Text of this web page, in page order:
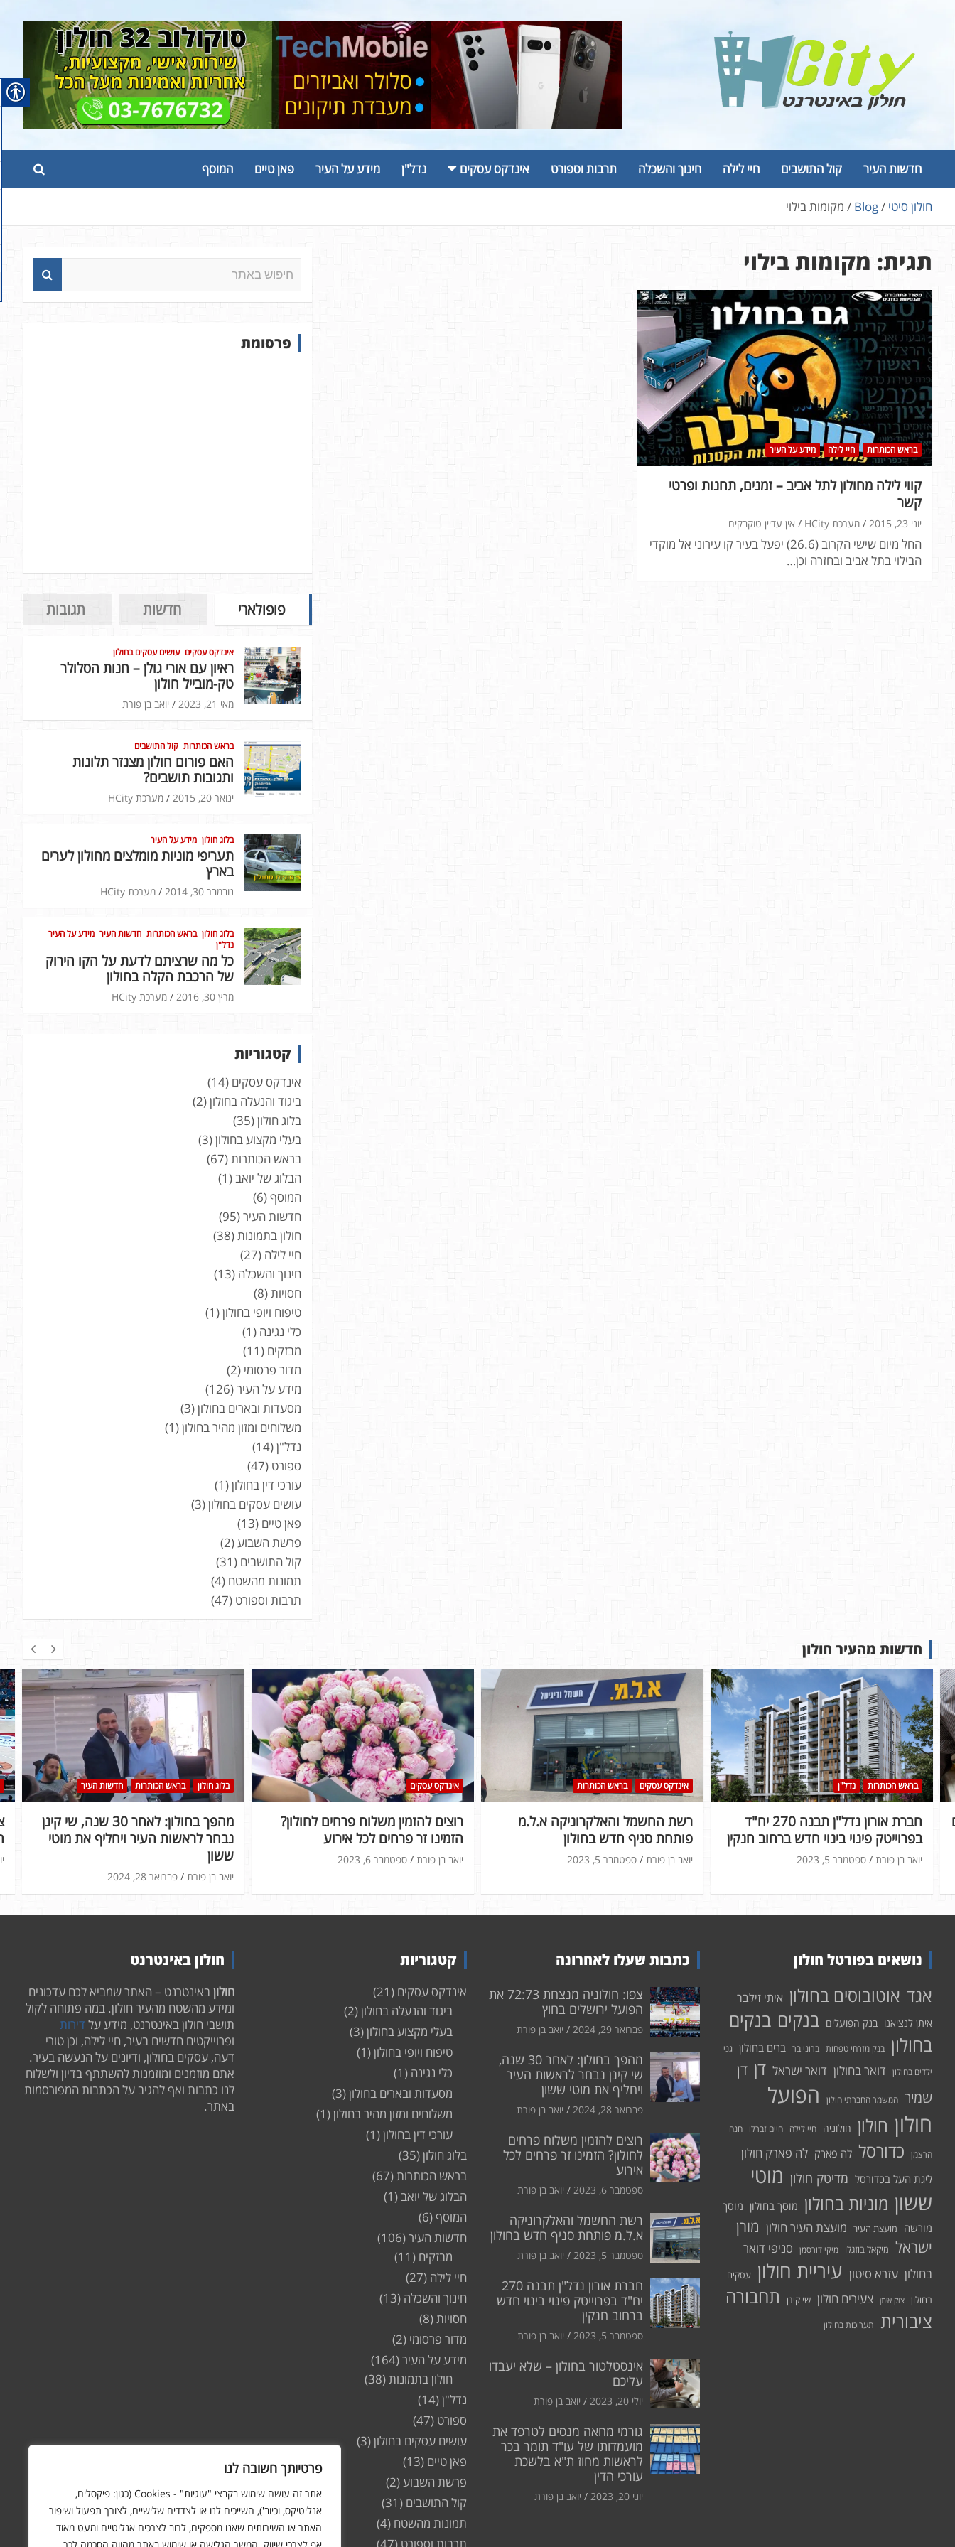
פרטיותך חשובה לנו
אתר זה עושה שימוש בקבצי "עוגיות" - Cookies (כגון: פיקסלים,
אנליטיקס, וכיוב'), השייכים לנו או לצדדים שלישיים, לצורך תפעול ושיפור
האתר או השירותים שאנו מספקים, לרוב לצרכים אנליטיים ומעט מאוד
חדשות העיר קול התושבים חיי לילה חינוך והשכלה תרבות וספורט אינדקס עסקים נדל"ן מידע על העיר פאן טיים המוסף
חולון סיטי Blog מקומות בילוי
תגית: מקומות בילוי
בראש הכותרות חיי לילה מידע על העיר
קווי לילה מחולון לתל אביב – זמנים, תחנות ופרטי
קשר
יוני 23, 2015 מערכת HCity אין עדיין טוקבקים
החל מיום שישי הקרוב (26.6) יפעל בעיר קו עירוני אל מוקדי
הבילוי בתל אביב ובחזרה וכן…
פ
ש
פרסומת
פופולארי חדשות תגובות
אינדקס עסקים עושים עסקים בחולון
ראיון עם אורי גולן – חנות הסלולר
טק-מובייל חולון
מאי 21, 2023 יואב בן פורת
בראש הכותרות קול התושבים
האם פורום חולון מצנזר תלונות
ותגובות תושבים?
ינואר 20, 2015 מערכת HCity
בלוג חולון מידע על העיר
תעריפי מוניות מומלצים מחולון לערים
בארץ
נובמבר 30, 2014 מערכת HCity
בלוג חולון בראש הכותרות חדשות העיר מידע על העיר
נדל"ן
כל מה שרציתם לדעת על הקו הירוק
של הרכבת הקלה בחולון
מרץ 30, 2016 מערכת HCity
קטגוריות
אינדקס עסקים (14)
ביגוד והנעלה בחולון(2)
בלוג חולון(35)
בעלי מקצוע בחולון(3)
בראש הכותרות (67)
הבלוג של יואב (1)
המוסף(6)
חדשות העיר(95)
חולון בתמונות (38)
חיי לילה (27)
חינוך והשכלה (13)
חסויות (8)
טיפוח ויופי בחולון(1)
כלי נגינה (1)
מבזקים (11)
מדור פרסומי (2)
מידע על העיר(126)
מסעדות ובארים בחולון(3)
משלוחים ומזון מהיר בחולון(1)
נדל"ן(14)
ספורט (47)
עורכי דין בחולון(1)
עושים עסקים בחולון(3)
פאן טיים (13)
פרשת השבוע (2)
קול התושבים (31)
תמונות מהשטח (4)
תרבות וספורט (47)
חדשות מהעיר חולון
בלוג חולון בראש הכותרות חדשות העיר
מהפך בחולון: לאחר 30 שנה, שי קינן
נבחר לראשות העיר ויחליף את מוטי
ששון
פברואר 28, 2024 יואב בן פורת
אינדקס עסקים
רוצים להזמין משלוח פרחים לחולון?
הזמינו זר פרחים לכל אירוע
ספטמבר 6, 2023 יואב בן פורת
אינדקס עסקים בראש הכותרות
רשת החשמל והאלקרוניקה א.ל.מ
פותחת סניף חדש בחולון
ספטמבר 5, 2023 יואב בן פורת
בראש הכותרות נדל"ן
חברת אורון נדל"ן תבנה 270 יח"ד
בפרוייטק פינוי בינוי חדש ברחוב חנקין
ספטמבר 5, 2023 יואב בן פורת
נושאים בפורטל חולון
אגד אוטובוסים בחולון איתי זילבר
איתן לנציאנו בנק הפועלים בנקים בנקים
בחולון בנק מזרחי טפחות ברוני בר ברים בחולון גני
ילדים בחולון דואר בחולון דואר ישראל דן דן
שמיר המשמר החברתי חולון
הפועל
חולון חולון חולוניה חיי לילה חיים זברלו חנה
הרצמן כדורסל לה פארק לה פארק חולון
ליגת העל בכדורסל מדיטק חולון מוטי
ששון מוניות בחולון מוסך בחולון מוסך
מורשה
מועצת העיר מועצת העיר חולון מורן
ישראל מיקאל בוזגלו מיקי דורסמן סניפי דואר
בחולון עזרא סיטון עיריית חולון עסקים
בחולון
צוק איתן צעירים חולון שי קינן
תחבורה
ציבורית
תערוכות בחולון
כתבות שעלו לאחרונה
צפו: חולוניה מנצחת 72:73 את
הפועל ירושלים בחוץ
פברואר 29, 2024 יואב בן פורת
מהפך בחולון: לאחר 30 שנה,
שי קינן נבחר לראשות העיר
ויחליף את מוטי ששון
פברואר 28, 2024 יואב בן פורת
רוצים להזמין משלוח פרחים
לחולון? הזמינו זר פרחים לכל
אירוע
ספטמבר 6, 2023 יואב בן פורת
רשת החשמל והאלקרוניקה
א.ל.מ פותחת סניף חדש בחולון
ספטמבר 5, 2023 יואב בן פורת
חברת אורון נדל"ן תבנה 270
יח"ד בפרוייטק פינוי בינוי חדש
ברחוב חנקין
ספטמבר 5, 2023 יואב בן פורת
אינסטלטור בחולון – שלא יעבדו
עליכם
יולי 20, 2023 יואב בן פורת
גורמי מחאה מנסים לטרפד את
מועמדותו של עו"ד תומר בכר
לראשות מחוז ת"א בלשכת
עורכי הדין
יוני 20, 2023 יואב בן פורת
קטגוריות
אינדקס עסקים (21)
ביגוד והנעלה בחולון(2)
בעלי מקצוע בחולון(3)
טיפוח ויופי בחולון(1)
כלי נגינה (1)
מסעדות ובארים בחולון(3)
משלוחים ומזון מהיר בחולון(1)
עורכי דין בחולון(1)
בלוג חולון(35)
בראש הכותרות(67)
הבלוג של יואב (1)
המוסף(6)
חדשות העיר(106)
מבזקים (11)
חיי לילה (27)
חינוך והשכלה (13)
חסויות(8)
מדור פרסומי (2)
מידע על העיר(164)
חולון בתמונות(38)
נדל"ן(14)
ספורט (47)
עושים עסקים בחולון(3)
פאן טיים (13)
פרשת השבוע(2)
קול התושבים (31)
תמונות מהשטח (4)
חולון באינטרנט
חולוןבאינטרנט – האתר שמביא לכם עדכונים
ומידע מהשטח מהעיר חולון. במה פתוחה לקול
תושבי חולון באינטרנט, מידע על דירות
ופרוייקטים חדשים בעיר, חיי לילה, וכן טורי
דעה, עסקים בחולון, ודיונים על הנעשה בעיר.
אתם מוזמנים ומוזמנות להשתתף בדיון ולשלוח
לנו כתבות ואף להגיב על הכתבות המפורסמות
באתר.